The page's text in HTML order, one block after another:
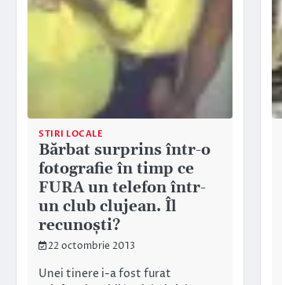
STIRI LOCALE
Bărbat surprins într-o
fotografie în timp ce
FURA un telefon într-
un club clujean. Îl
recunoşti?
22 octombrie 2013
Unei tinere i-a fost furat